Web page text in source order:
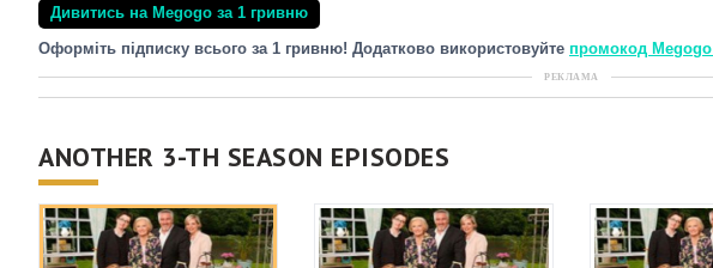
Дивитись на Megogo за 1 гривню
Оформіть підписку всього за 1 гривню! Додатково використовуйте промокод Megogo
РЕКЛАМА
ANOTHER 3-TH SEASON EPISODES